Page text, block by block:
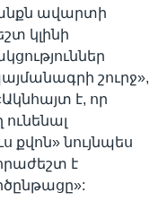
ավարտի
կլինի
շուրջ»,
է, որ
քվոն» նույնպես
է